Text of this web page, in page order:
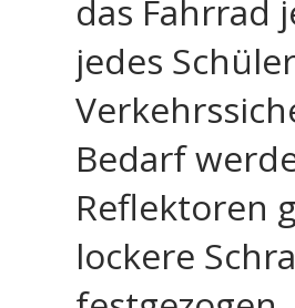
das Fahrrad
jedes
Bedarf
Reflektoren
lockere